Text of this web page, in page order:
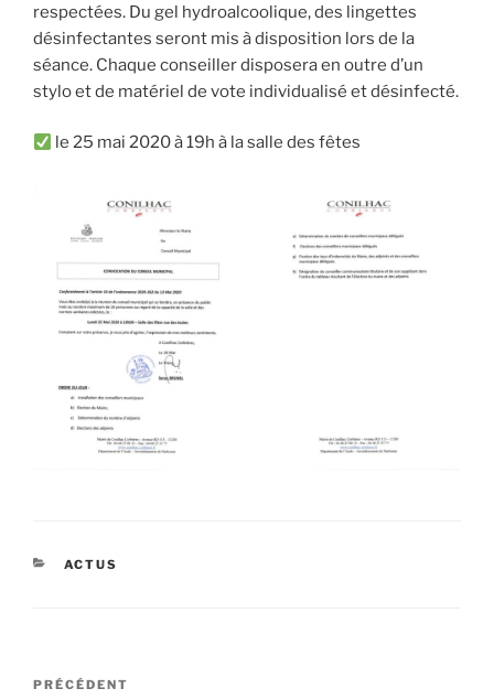
respectées. Du gel hydroalcoolique, des lingettes
désinfectantes seront mis à disposition lors de la
séance. Chaque conseiller disposera en outre d’un
stylo et de matériel de vote individualisé et désinfecté.
le 25 mai 2020 à 19h à la salle des fêtes
CATÉGORIES
ACTUS
Navigation
Article
PRÉCÉDENT